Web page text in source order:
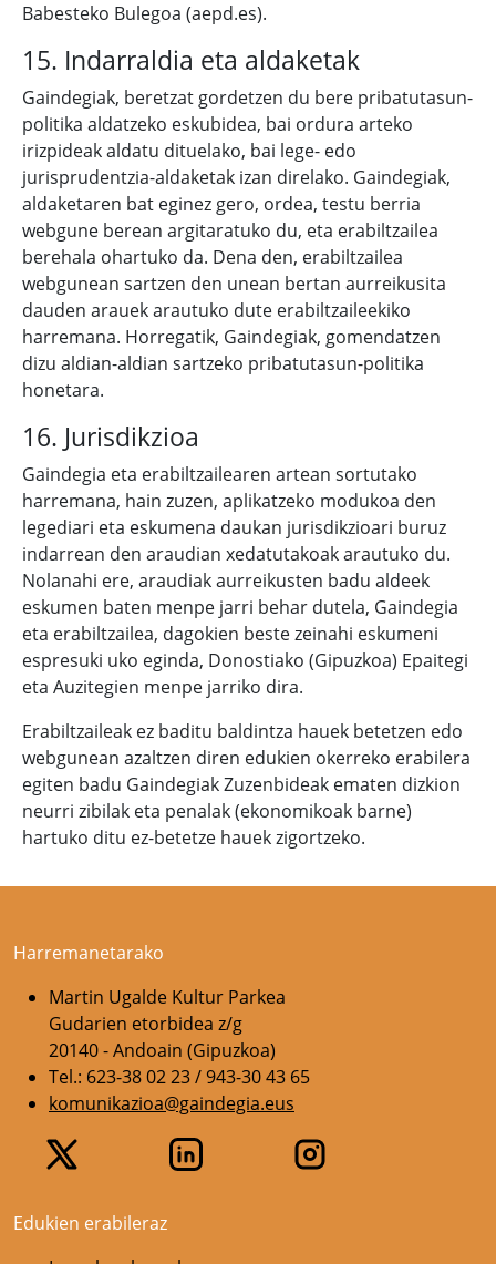
Babesteko Bulegoa (aepd.es).
15. Indarraldia eta aldaketak
Gaindegiak, beretzat gordetzen du bere pribatutasun-
politika aldatzeko eskubidea, bai ordura arteko
irizpideak aldatu dituelako, bai lege- edo
jurisprudentzia-aldaketak izan direlako. Gaindegiak,
aldaketaren bat eginez gero, ordea, testu berria
webgune berean argitaratuko du, eta erabiltzailea
berehala ohartuko da. Dena den, erabiltzailea
webgunean sartzen den unean bertan aurreikusita
dauden arauek arautuko dute erabiltzaileekiko
harremana. Horregatik, Gaindegiak, gomendatzen
dizu aldian-aldian sartzeko pribatutasun-politika
honetara.
16. Jurisdikzioa
Gaindegia eta erabiltzailearen artean sortutako
harremana, hain zuzen, aplikatzeko modukoa den
legediari eta eskumena daukan jurisdikzioari buruz
indarrean den araudian xedatutakoak arautuko du.
Nolanahi ere, araudiak aurreikusten badu aldeek
eskumen baten menpe jarri behar dutela, Gaindegia
eta erabiltzailea, dagokien beste zeinahi eskumeni
espresuki uko eginda, Donostiako (Gipuzkoa) Epaitegi
eta Auzitegien menpe jarriko dira.
Erabiltzaileak ez baditu baldintza hauek betetzen edo
webgunean azaltzen diren edukien okerreko erabilera
egiten badu Gaindegiak Zuzenbideak ematen dizkion
neurri zibilak eta penalak (ekonomikoak barne)
hartuko ditu ez-betetze hauek zigortzeko.
Harremanetarako
Martin Ugalde Kultur Parkea
Gudarien etorbidea z/g
20140 - Andoain (Gipuzkoa)
Tel.: 623-38 02 23 / 943-30 43 65
komunikazioa@gaindegia.eus
Edukien erabileraz